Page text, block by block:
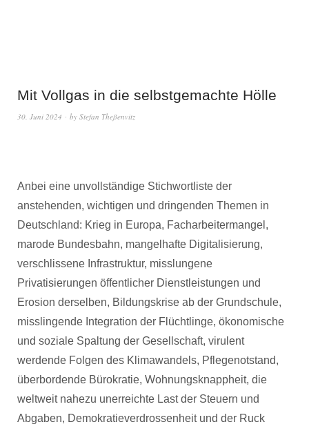
Mit Vollgas in die selbstgemachte Hölle
30. Juni 2024 by Stefan Theßenvitz
Anbei eine unvollständige Stichwortliste der
anstehenden, wichtigen und dringenden Themen in
Deutschland: Krieg in Europa, Facharbeitermangel,
marode Bundesbahn, mangelhafte Digitalisierung,
verschlissene Infrastruktur, misslungene
Privatisierungen öffentlicher Dienstleistungen und
Erosion derselben, Bildungskrise ab der Grundschule,
misslingende Integration der Flüchtlinge, ökonomische
und soziale Spaltung der Gesellschaft, virulent
werdende Folgen des Klimawandels, Pflegenotstand,
überbordende Bürokratie, Wohnungsknappheit, die
weltweit nahezu unerreichte Last der Steuern und
Abgaben, Demokratieverdrossenheit und der Ruck